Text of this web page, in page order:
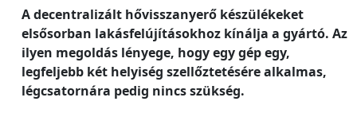
A decentralizált hővisszanyerő készülékeket
elsősorban lakásfelújításokhoz kínálja a gyártó. Az
ilyen megoldás lényege, hogy egy gép egy,
legfeljebb két helyiség szellőztetésére alkalmas,
légcsatornára pedig nincs szükség.